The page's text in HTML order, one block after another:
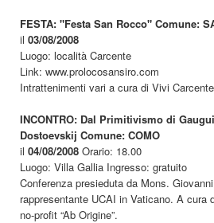
FESTA: "Festa San Rocco" Comune:
il 03/08/2008
Luogo: località Carcente
Link: www.prolocosansiro.com
Intrattenimenti vari a cura di Vivi
INCONTRO: Dal Primitivismo di
Dostoevskij Comune: COMO
il 04/08/2008 Orario: 18.00
Luogo: Villa Gallia Ingresso: gratuito
Conferenza presieduta da Mons.
rappresentante UCAI in Vaticano. A cura
no-profit “Ab Origine”.